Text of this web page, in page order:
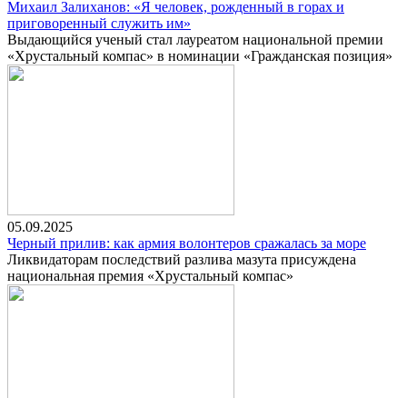
Михаил Залиханов: «Я человек, рожденный в горах и
приговоренный служить им»
Выдающийся ученый стал лауреатом национальной премии
«Хрустальный компас» в номинации «Гражданская позиция»
05.09.2025
Черный прилив: как армия волонтеров сражалась за море
Ликвидаторам последствий разлива мазута присуждена
национальная премия «Хрустальный компас»